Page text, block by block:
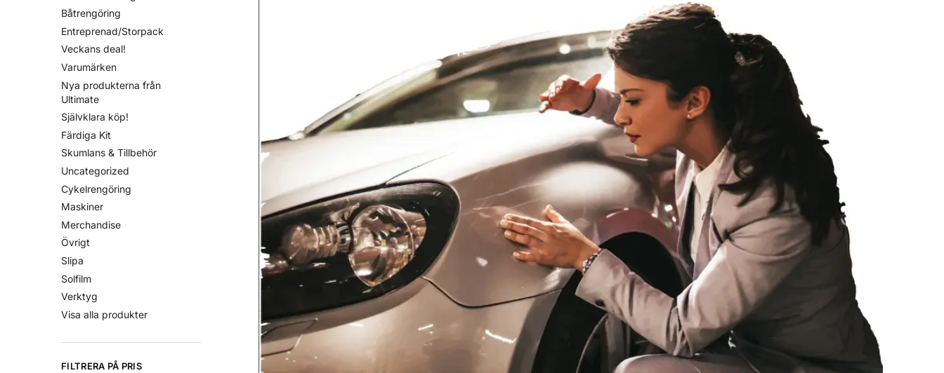
Båtrengöring
Entreprenad/Storpack
Veckans deal!
Varumärken
Nya produkterna från
Ultimate
Självklara köp!
Färdiga Kit
Skumlans & Tillbehör
Uncategorized
Cykelrengöring
Maskiner
Merchandise
Övrigt
Slipa
Solfilm
Verktyg
Visa alla produkter
FILTRERA PÅ PRIS